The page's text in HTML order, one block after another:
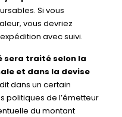
Si vous
vous devriez
avec suivi.
sera traité selon la
et dans la devise
dans un certain
politiques de l’émetteur
du montant